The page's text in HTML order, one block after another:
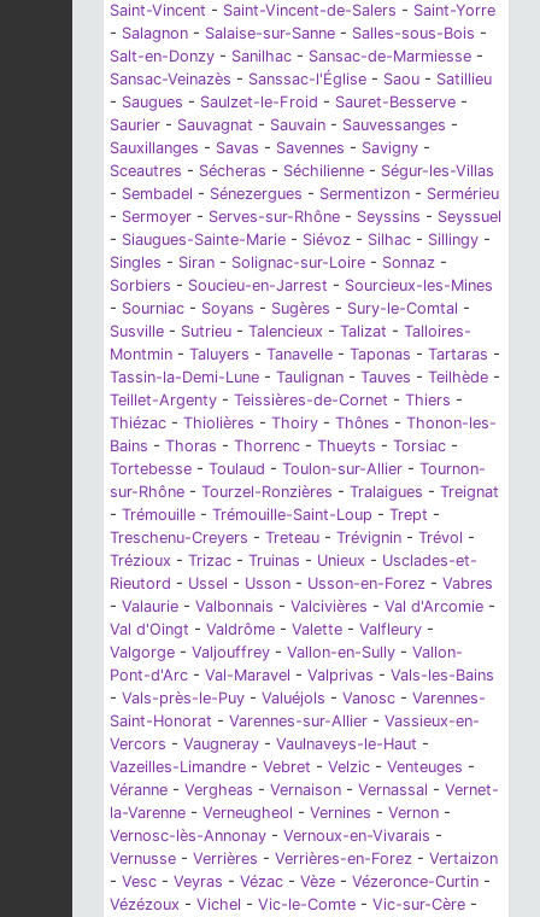
Saint-Vincent - Saint-Vincent-de-Salers - Saint-Yorre
- Salagnon - Salaise-sur-Sanne - Salles-sous-Bois -
Salt-en-Donzy - Sanilhac - Sansac-de-Marmiesse -
Sansac-Veinazès - Sanssac-l'Église - Saou - Satillieu
- Saugues - Saulzet-le-Froid - Sauret-Besserve -
Saurier - Sauvagnat - Sauvain - Sauvessanges -
Sauxillanges - Savas - Savennes - Savigny -
Sceautres - Sécheras - Séchilienne - Ségur-les-Villas
- Sembadel - Sénezergues - Sermentizon - Sermérieu
- Sermoyer - Serves-sur-Rhône - Seyssins - Seyssuel
- Siaugues-Sainte-Marie - Siévoz - Silhac - Sillingy -
Singles - Siran - Solignac-sur-Loire - Sonnaz -
Sorbiers - Soucieu-en-Jarrest - Sourcieux-les-Mines
- Sourniac - Soyans - Sugères - Sury-le-Comtal -
Susville - Sutrieu - Talencieux - Talizat - Talloires-
Montmin - Taluyers - Tanavelle - Taponas - Tartaras -
Tassin-la-Demi-Lune - Taulignan - Tauves - Teilhède -
Teillet-Argenty - Teissières-de-Cornet - Thiers -
Thiézac - Thiolières - Thoiry - Thônes - Thonon-les-
Bains - Thoras - Thorrenc - Thueyts - Torsiac -
Tortebesse - Toulaud - Toulon-sur-Allier - Tournon-
sur-Rhône - Tourzel-Ronzières - Tralaigues - Treignat
- Trémouille - Trémouille-Saint-Loup - Trept -
Treschenu-Creyers - Treteau - Trévignin - Trévol -
Trézioux - Trizac - Truinas - Unieux - Usclades-et-
Rieutord - Ussel - Usson - Usson-en-Forez - Vabres
- Valaurie - Valbonnais - Valcivières - Val d'Arcomie -
Val d'Oingt - Valdrôme - Valette - Valfleury -
Valgorge - Valjouffrey - Vallon-en-Sully - Vallon-
Pont-d'Arc - Val-Maravel - Valprivas - Vals-les-Bains
- Vals-près-le-Puy - Valuéjols - Vanosc - Varennes-
Saint-Honorat - Varennes-sur-Allier - Vassieux-en-
Vercors - Vaugneray - Vaulnaveys-le-Haut -
Vazeilles-Limandre - Vebret - Velzic - Venteuges -
Véranne - Vergheas - Vernaison - Vernassal - Vernet-
la-Varenne - Verneugheol - Vernines - Vernon -
Vernosc-lès-Annonay - Vernoux-en-Vivarais -
Vernusse - Verrières - Verrières-en-Forez - Vertaizon
- Vesc - Veyras - Vézac - Vèze - Vézeronce-Curtin -
Vézézoux - Vichel - Vic-le-Comte - Vic-sur-Cère -